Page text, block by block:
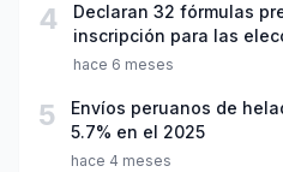
4
Declaran 32 fórmulas
inscripción para las
hace 6 meses
5
Envíos peruanos de
5.7% en el 2025
hace 4 meses